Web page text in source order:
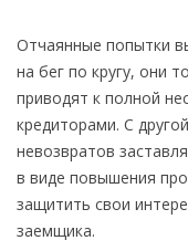
Отчаянные попытки
на бег по кругу, они
приводят к полной
кредиторами. С
невозвратов
в виде повышения
защитить свои
заемщика.